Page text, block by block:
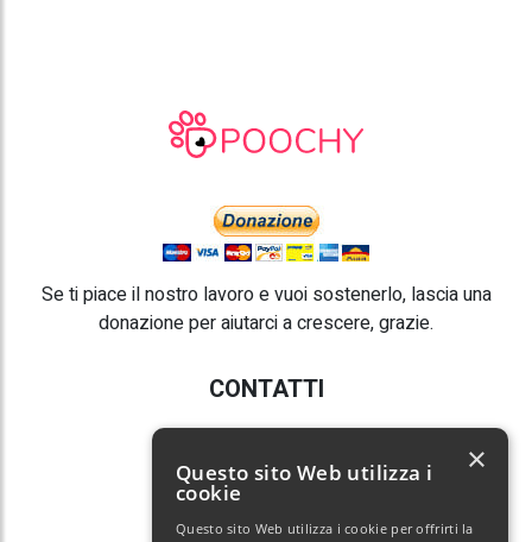
Se ti piace il nostro lavoro e vuoi sostenerlo, lascia una
donazione per aiutarci a crescere, grazie.
CONTATTI
E-mail:info@poochy.it
Questo sito Web utilizza i
cookie
Questo sito Web utilizza i cookie per offrirti la
×